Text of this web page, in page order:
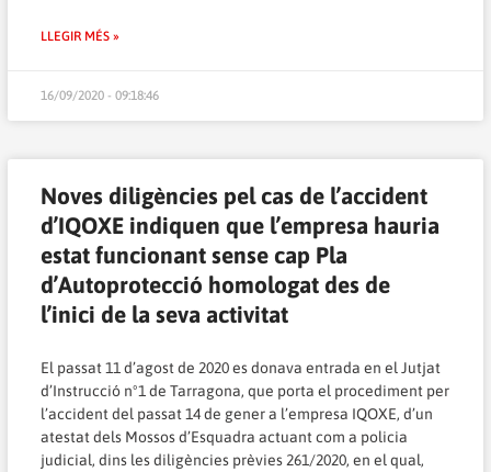
LLEGIR MÉS »
16/09/2020 - 09:18:46
Noves diligències pel cas de l’accident
d’IQOXE indiquen que l’empresa hauria
estat funcionant sense cap Pla
d’Autoprotecció homologat des de
l’inici de la seva activitat
El passat 11 d’agost de 2020 es donava entrada en el Jutjat
d’Instrucció nº1 de Tarragona, que porta el procediment per
l’accident del passat 14 de gener a l’empresa IQOXE, d’un
atestat dels Mossos d’Esquadra actuant com a policia
judicial, dins les diligències prèvies 261/2020, en el qual,